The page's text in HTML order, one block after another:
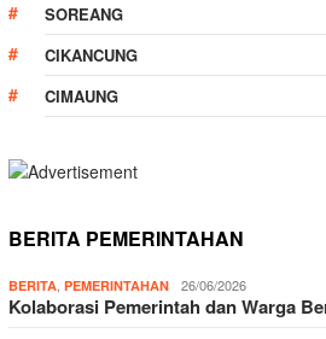
SOREANG
CIKANCUNG
CIMAUNG
BERITA PEMERINTAHAN
BERITA PEMERINTAHAN 26/06/2026
Kolaborasi Pemerintah dan Warga